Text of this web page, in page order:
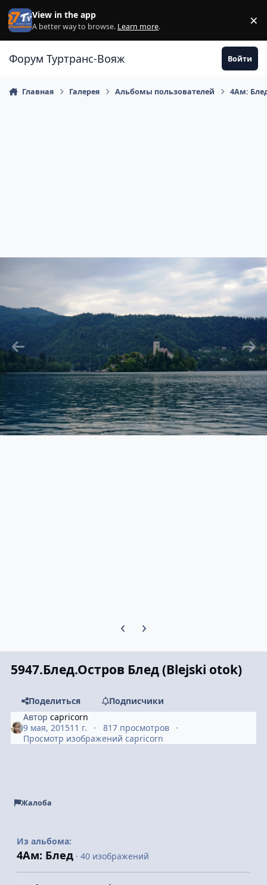
Перейти к содержанию
View in the app
A better way to browse. Learn more. ×
Форум Туртранс-Вояж Войти
Главная Галерея Альбомы пользователей 4Ам:
Предыдущий слайд карусели
Следующий слайд карусели
5947.Блед.Остров Блед (Blejski otok)
Поделиться
Подписчики
Авторcapricorn
9 мая, 201511 г.
817 просмотров
Просмотр изображений capricorn
Жалоба
Из альбома:
4Ам: Блед · 40 изображений